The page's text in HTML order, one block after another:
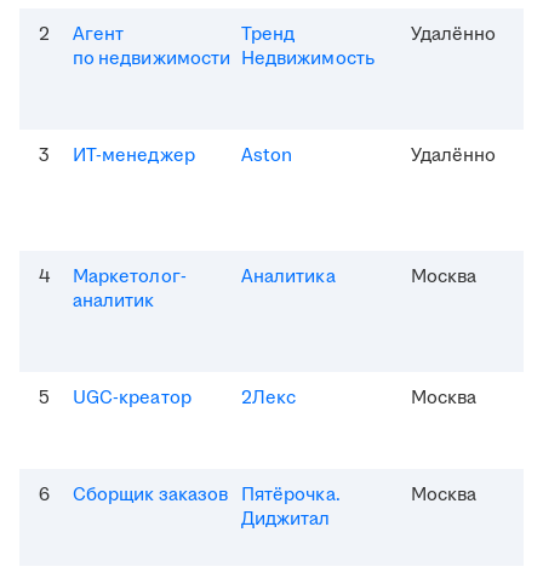
2
Агент
по недвижимости
Тренд
Недвижимость
Удалённо
3 ИТ-менеджер Aston Удалённо
4
Маркетолог-
аналитик
Аналитика Москва
5 UGC-креатор 2Лекс Москва
6 Сборщик заказов Пятёрочка.
Диджитал
Москва